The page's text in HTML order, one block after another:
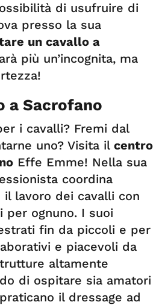
di usufruire di
presso la sua
un cavallo a
più un’incognita, ma
a Sacrofano
i cavalli? Fremi dal
uno? Visita il centro
Effe Emme! Nella sua
coordina
lavoro dei cavalli con
per ognuno. I suoi
fin da piccoli e per
e piacevoli da
altamente
di ospitare sia amatori
il dressage ad